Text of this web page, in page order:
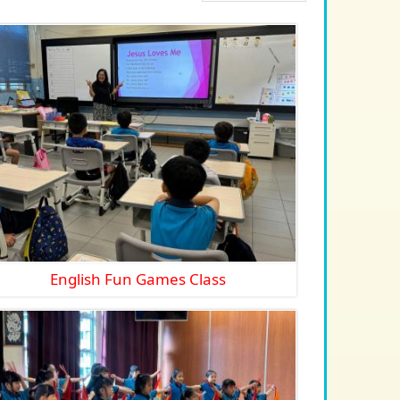
English Fun Games Class